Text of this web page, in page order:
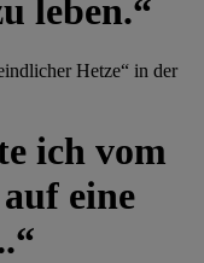
leben.“
Hetze“ in der
ich vom
eine